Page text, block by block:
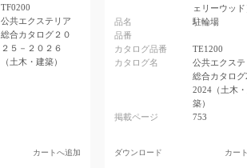
TF0200
公共エクステリア
総合カタログ２０
２５－２０２６
（土木・建築）
カートへ追加
ェリーウッ
品名
駐輪場
品番
カタログ品番
TE1200
カタログ名
公共エクス
総合カタロ
2024（土木
築）
掲載ページ
753
ダウンロード カー